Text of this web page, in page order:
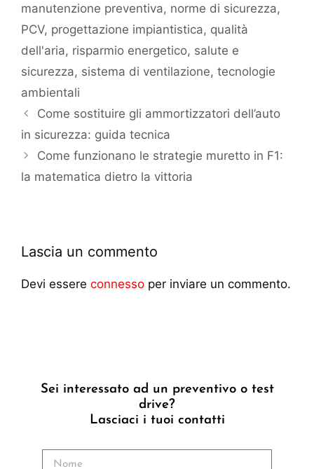
manutenzione preventiva, norme di sicurezza,
PCV, progettazione impiantistica, qualità
dell'aria, risparmio energetico, salute e
sicurezza, sistema di ventilazione, tecnologie
ambientali
Come sostituire gli ammortizzatori dell’auto
in sicurezza: guida tecnica
Come funzionano le strategie muretto in F1:
la matematica dietro la vittoria
Lascia un commento
Devi essere connesso per inviare un commento.
Sei interessato ad un preventivo o test
drive?
Lasciaci i tuoi contatti